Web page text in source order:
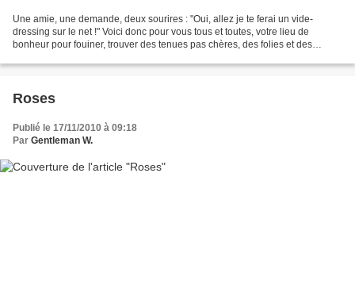
Une amie, une demande, deux sourires : "Oui, allez je te ferai un vide-
dressing sur le net !" Voici donc pour vous tous et toutes, votre lieu de
bonheur pour fouiner, trouver des tenues pas chères, des folies et des
Roses
Publié le 17/11/2010 à 09:18
Par Gentleman W.